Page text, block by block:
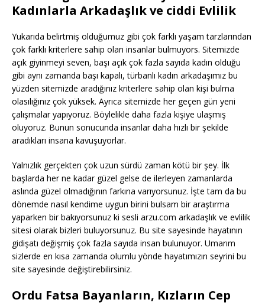
Kadınlarla Arkadaşlık ve ciddi Evlilik
Yukarıda belirtmiş olduğumuz gibi çok farklı yaşam tarzlarından
çok farklı kriterlere sahip olan insanlar bulmuyors. Sitemizde
açık giyinmeyi seven, başı açık çok fazla sayıda kadın olduğu
gibi aynı zamanda başı kapalı, türbanlı kadın arkadaşımız bu
yüzden sitemizde aradığınız kriterlere sahip olan kişi bulma
olasılığınız çok yüksek. Ayrıca sitemizde her geçen gün yeni
çalışmalar yapıyoruz. Böylelikle daha fazla kişiye ulaşmış
oluyoruz. Bunun sonucunda insanlar daha hızlı bir şekilde
aradıkları insana kavuşuyorlar.
Yalnızlık gerçekten çok uzun sürdü zaman kötü bir şey. İlk
başlarda her ne kadar güzel gelse de ilerleyen zamanlarda
aslında güzel olmadığının farkına varıyorsunuz. İşte tam da bu
dönemde nasıl kendime uygun birini bulsam bir araştırma
yaparken bir bakıyorsunuz ki sesli arzu.com arkadaşlık ve evlilik
sitesi olarak bizleri buluyorsunuz. Bu site sayesinde hayatının
gidişatı değişmiş çok fazla sayıda insan bulunuyor. Umarım
sizlerde en kısa zamanda olumlu yönde hayatımızın seyrini bu
site sayesinde değiştirebilirsiniz.
Ordu Fatsa Bayanların, Kızların Cep